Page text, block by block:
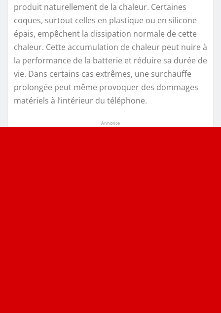
produit naturellement de la chaleur. Certaines
coques, surtout celles en plastique ou en silicone
épais, empêchent la dissipation normale de cette
chaleur. Cette accumulation de chaleur peut nuire à
la performance de la batterie et réduire sa durée de
vie. Dans certains cas extrêmes, une surchauffe
prolongée peut même provoquer des dommages
matériels à l’intérieur du téléphone.
Annonce